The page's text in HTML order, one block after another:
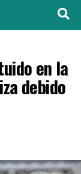
en la
debido